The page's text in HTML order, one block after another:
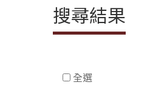
搜尋結果
全選